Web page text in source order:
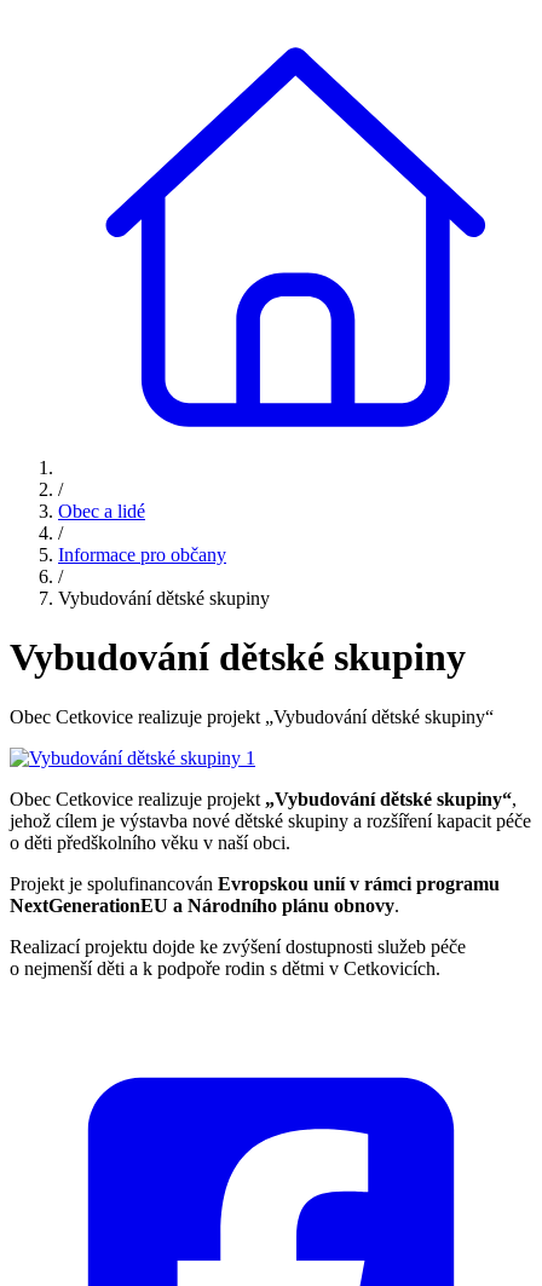
/
Obec a lidé
/
Informace pro občany
/
Vybudování dětské skupiny
Vybudování dětské skupiny
Obec Cetkovice realizuje projekt „Vybudování dětské skupiny“
Obec Cetkovice realizuje projekt „Vybudování dětské skupiny“,
jehož cílem je výstavba nové dětské skupiny a rozšíření kapacit péče
o děti předškolního věku v naší obci.
Projekt je spolufinancován Evropskou unií v rámci programu
NextGenerationEU a Národního plánu obnovy.
Realizací projektu dojde ke zvýšení dostupnosti služeb péče
o nejmenší děti a k podpoře rodin s dětmi v Cetkovicích.